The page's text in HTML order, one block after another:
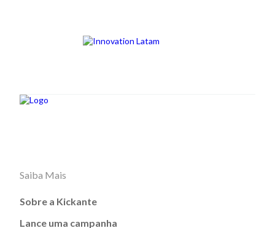
Saiba Mais
Sobre a Kickante
Lance uma campanha